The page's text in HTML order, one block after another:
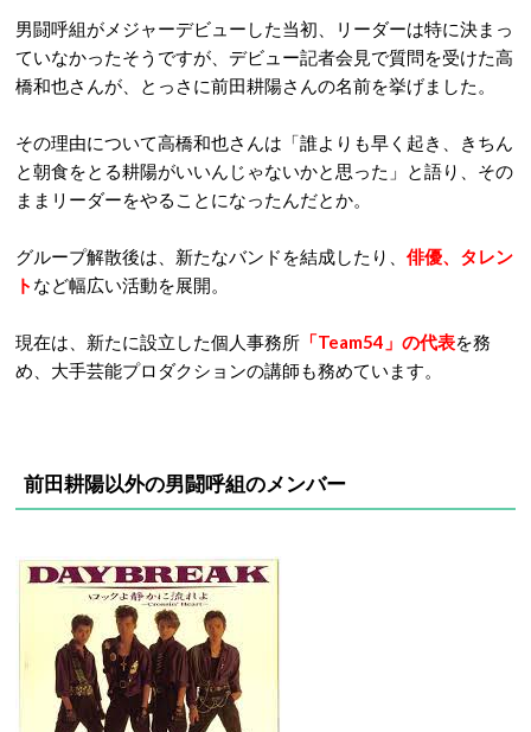
男闘呼組がメジャーデビューした当初、リーダーは特に決まっ
ていなかったそうですが、デビュー記者会見で質問を受けた高
橋和也さんが、とっさに前田耕陽さんの名前を挙げました。
その理由について高橋和也さんは「誰よりも早く起き、きちん
と朝食をとる耕陽がいいんじゃないかと思った」と語り、その
ままリーダーをやることになったんだとか。
グループ解散後は、新たなバンドを結成したり、 俳優、タレン
ト など幅広い活動を展開。
現在は、新たに設立した個人事務所 「Team54」の代表を務
め、大手芸能プロダクションの講師も務めています。
前田耕陽以外の男闘呼組のメンバー